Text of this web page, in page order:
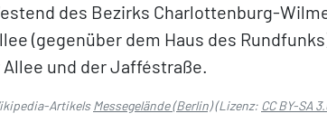
des Bezirks Charlottenburg-
(gegenüber dem Haus des
und der Jafféstraße.
ArtikelsMessegelände (Berlin)(Lizenz: CC BY-SA